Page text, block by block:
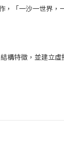
「一沙一世界，
構特徵，並建立